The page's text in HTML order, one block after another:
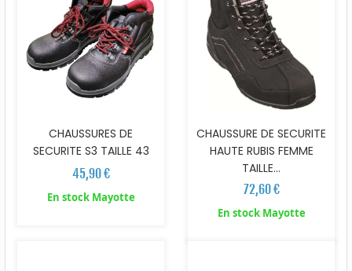
CHAUSSURES DE
SECURITE S3 TAILLE 43
45,90 €
En stock Mayotte
CHAUSSURE DE SECURITE
HAUTE RUBIS FEMME
TAILLE...
72,60 €
En stock Mayotte